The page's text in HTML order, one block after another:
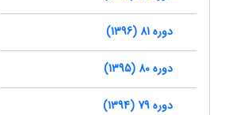
دوره 81 (1396)
دوره 80 (1395)
دوره 79 (1394)